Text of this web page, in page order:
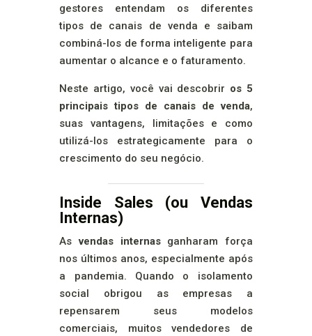
gestores entendam os diferentes
tipos de canais de venda e saibam
combiná-los de forma inteligente para
aumentar o alcance e o faturamento.
Neste artigo, você vai descobrir os 5
principais tipos de canais de venda,
suas vantagens, limitações e como
utilizá-los estrategicamente para o
crescimento do seu negócio.
Inside Sales (ou Vendas
Internas)
Asvendas internasganharam força
nos últimos anos, especialmente após
a pandemia. Quando o isolamento
social obrigou as empresas a
repensarem seus modelos
comerciais, muitos vendedores de